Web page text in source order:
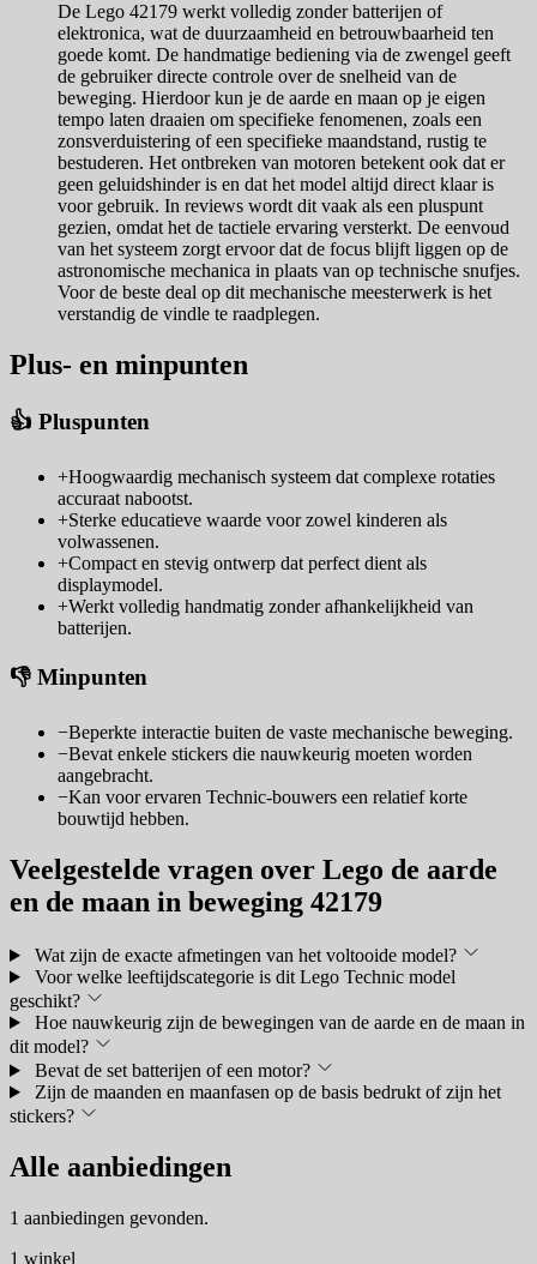
De Lego 42179 werkt volledig zonder batterijen of
elektronica, wat de duurzaamheid en betrouwbaarheid ten
goede komt. De handmatige bediening via de zwengel geeft
de gebruiker directe controle over de snelheid van de
beweging. Hierdoor kun je de aarde en maan op je eigen
tempo laten draaien om specifieke fenomenen, zoals een
zonsverduistering of een specifieke maandstand, rustig te
bestuderen. Het ontbreken van motoren betekent ook dat er
geen geluidshinder is en dat het model altijd direct klaar is
voor gebruik. In reviews wordt dit vaak als een pluspunt
gezien, omdat het de tactiele ervaring versterkt. De eenvoud
van het systeem zorgt ervoor dat de focus blijft liggen op de
astronomische mechanica in plaats van op technische snufjes.
Voor de beste deal op dit mechanische meesterwerk is het
verstandig de vindle te raadplegen.
Plus- en minpunten
👍 Pluspunten
+Hoogwaardig mechanisch systeem dat complexe rotaties
accuraat nabootst.
+Sterke educatieve waarde voor zowel kinderen als
volwassenen.
+Compact en stevig ontwerp dat perfect dient als
displaymodel.
+Werkt volledig handmatig zonder afhankelijkheid van
batterijen.
👎 Minpunten
−Beperkte interactie buiten de vaste mechanische beweging.
−Bevat enkele stickers die nauwkeurig moeten worden
aangebracht.
−Kan voor ervaren Technic-bouwers een relatief korte
bouwtijd hebben.
Veelgestelde vragen over Lego de aarde
en de maan in beweging 42179
Wat zijn de exacte afmetingen van het voltooide model?
Voor welke leeftijdscategorie is dit Lego Technic model
geschikt?
Hoe nauwkeurig zijn de bewegingen van de aarde en de maan in
dit model?
Bevat de set batterijen of een motor?
Zijn de maanden en maanfasen op de basis bedrukt of zijn het
stickers?
Alle aanbiedingen
1 aanbiedingen gevonden.
1 winkel